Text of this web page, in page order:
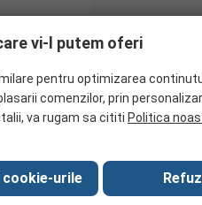
vi-l putem oferi
pentru optimizarea
comenzilor, prin
va rugam sa cititi Politica
urile